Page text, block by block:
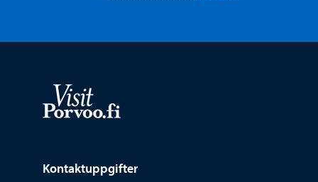
Kontaktuppgifter